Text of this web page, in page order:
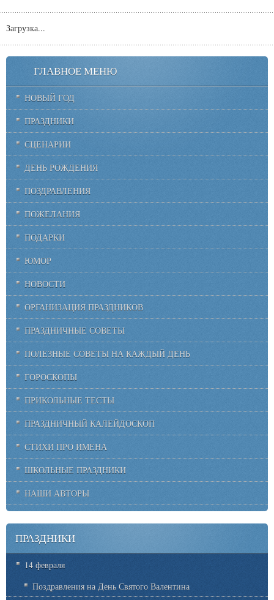
Загрузка...
ГЛАВНОЕ МЕНЮ
НОВЫЙ ГОД
ПРАЗДНИКИ
СЦЕНАРИИ
ДЕНЬ РОЖДЕНИЯ
ПОЗДРАВЛЕНИЯ
ПОЖЕЛАНИЯ
ПОДАРКИ
ЮМОР
НОВОСТИ
ОРГАНИЗАЦИЯ ПРАЗДНИКОВ
ПРАЗДНИЧНЫЕ СОВЕТЫ
ПОЛЕЗНЫЕ СОВЕТЫ НА КАЖДЫЙ ДЕНЬ
ГОРОСКОПЫ
ПРИКОЛЬНЫЕ ТЕСТЫ
ПРАЗДНИЧНЫЙ КАЛЕЙДОСКОП
СТИХИ ПРО ИМЕНА
ШКОЛЬНЫЕ ПРАЗДНИКИ
НАШИ АВТОРЫ
ПРАЗДНИКИ
14 февраля
Поздравления на День Святого Валентина